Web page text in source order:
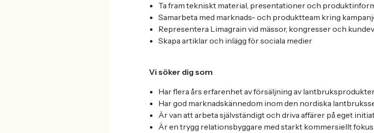
Ta fram tekniskt material, presentationer och
Samarbeta med marknads- och produktteam kring
Representera Limagrain vid mässor, kongresser och
Skapa artiklar och inlägg för sociala medier
Vi söker dig som
Har flera års erfarenhet av försäljning av
Har god marknadskännedom inom den nordiska
Är van att arbeta självständigt och driva affärer på eget
Är en trygg relationsbyggare med starkt kommersiellt fokus